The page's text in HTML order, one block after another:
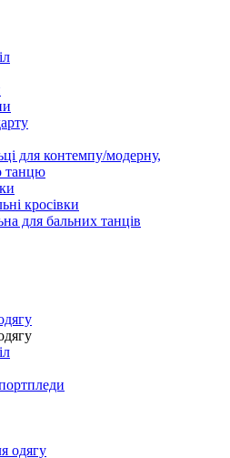
для контемпу/модерну,
танцю
кросівки
для бальних танців